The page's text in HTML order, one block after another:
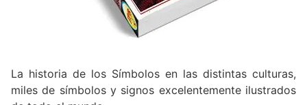
La historia de los Símbolos en las distintas culturas,
miles de símbolos y signos excelentemente ilustrados